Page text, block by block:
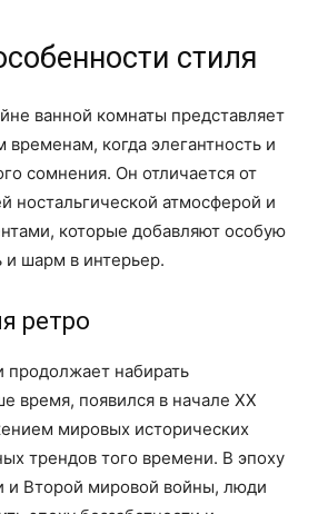
стиля
ванной комнаты представляет
когда элегантность и
сомнения. Он отличается от
ностальгической атмосферой и
которые добавляют особую
и шарм в интерьер.
ретро
продолжает набирать
время, появился в начале XX
мировых исторических
трендов того времени. В эпоху
и Второй мировой войны, люди